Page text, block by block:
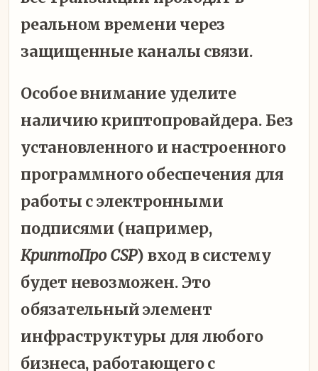
реальном времени через
защищенные каналы связи.
Особое внимание уделите
наличию криптопровайдера. Без
установленного и настроенного
программного обеспечения для
работы с электронными
подписями (например,
КриптоПро CSP) вход в систему
будет невозможен. Это
обязательный элемент
инфраструктуры для любого
бизнеса, работающего с